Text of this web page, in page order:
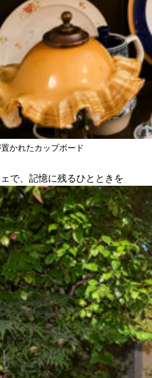
かれたカップボード
で、記憶に残るひとときを